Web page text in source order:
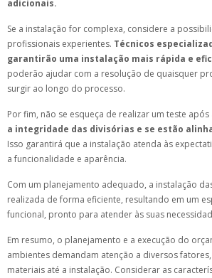
adicionais.
Se a instalação for complexa, considere a
profissionais experientes. Técnicos
garantirão uma instalação mais rápida e
poderão ajudar com a resolução de quaisquer
surgir ao longo do processo.
Por fim, não se esqueça de realizar um teste após
a integridade das divisórias e se estão
Isso garantirá que a instalação atenda às
a funcionalidade e aparência.
Com um planejamento adequado, a instalação
realizada de forma eficiente, resultando em um
funcional, pronto para atender às suas
Em resumo, o planejamento e a execução do
ambientes demandam atenção a diversos
materiais até a instalação. Considerar as